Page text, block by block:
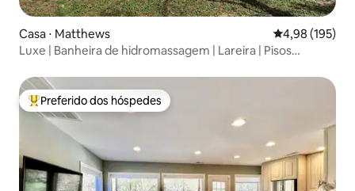
Casa ⋅ Matthews 4,98 de uma
4,98 (195)
Luxe | Banheira de hidromassagem | Lareira | Pisos
Entre os melhores preferidos dos hóspedes
Preferido dos hóspedes